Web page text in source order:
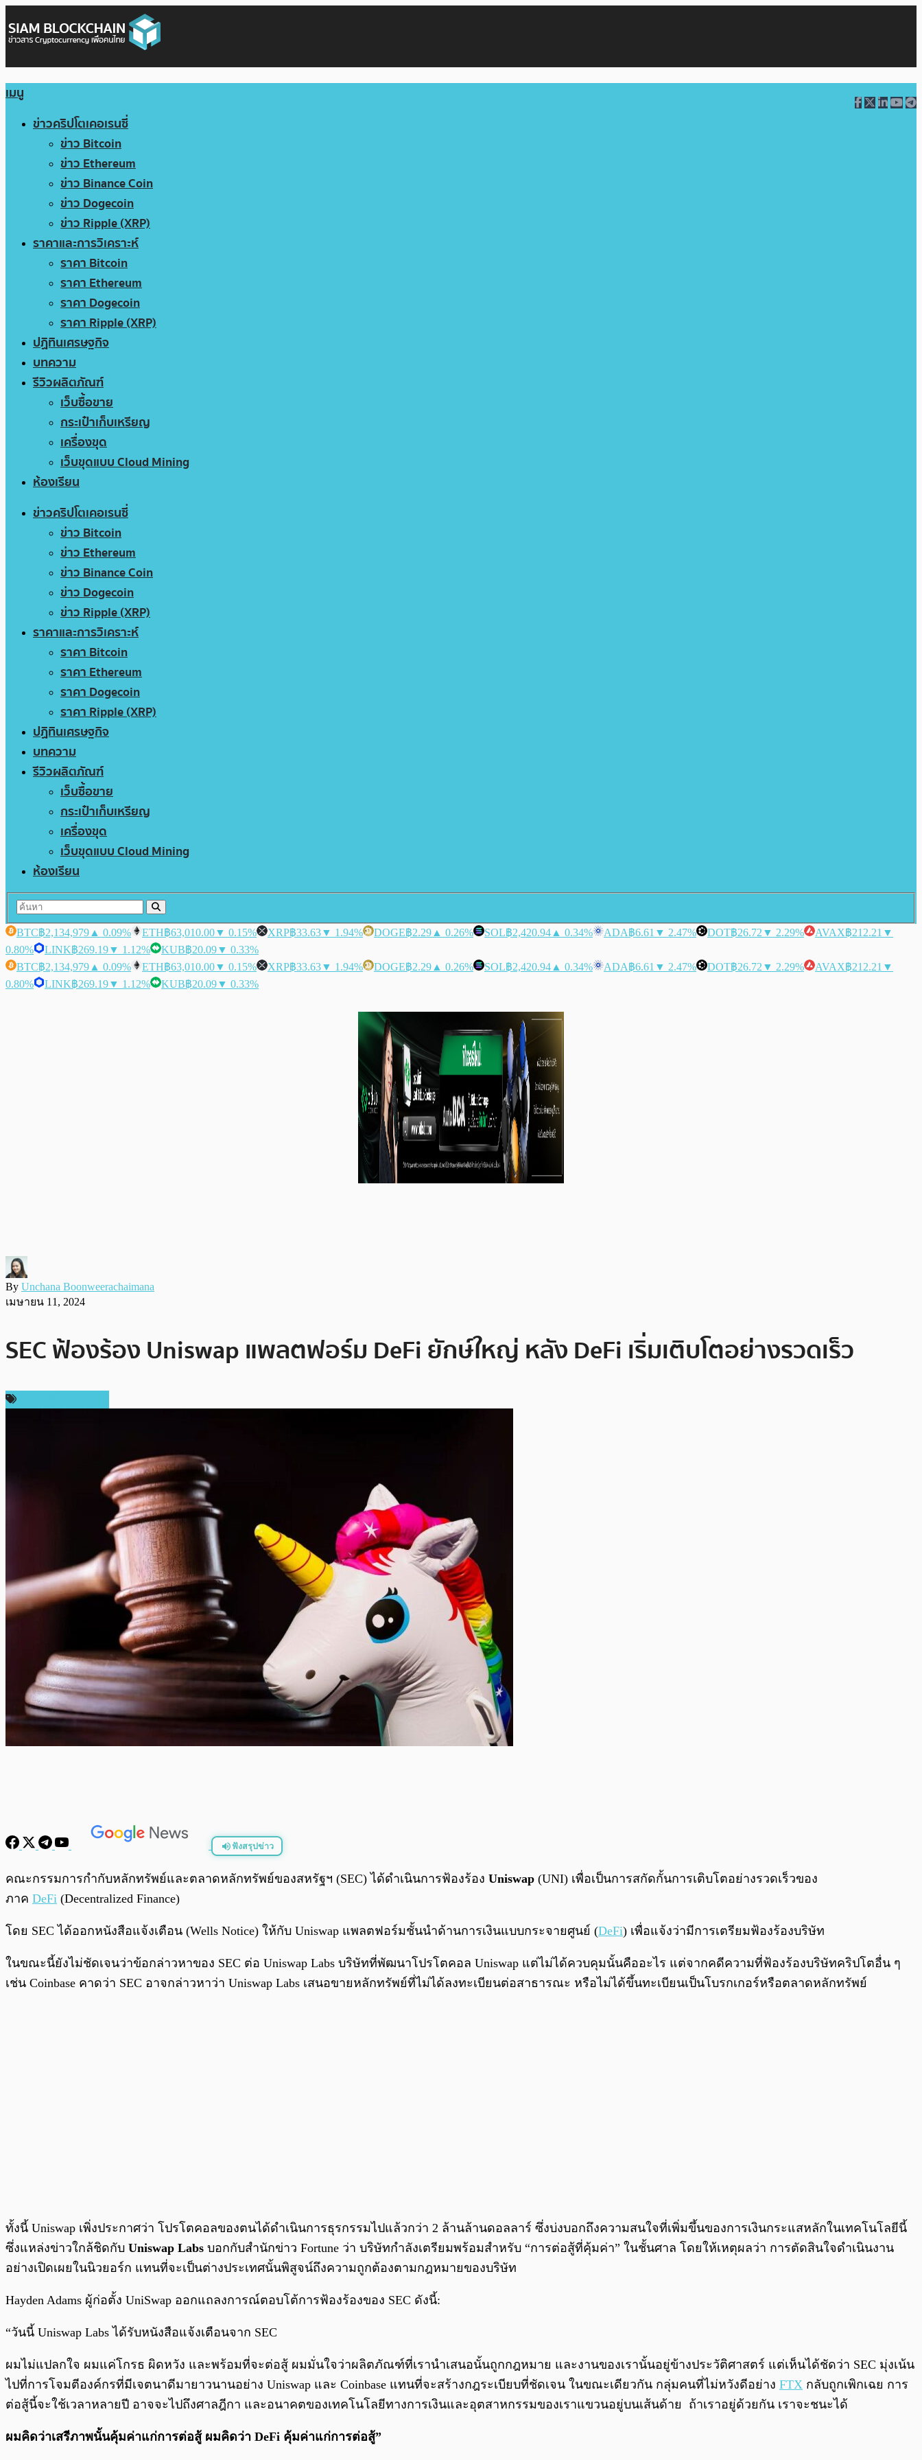
เมนู
ข่าวคริปโตเคอเรนซี่
ข่าว Bitcoin
ข่าว Ethereum
ข่าว Binance Coin
ข่าว Dogecoin
ข่าว Ripple (XRP)
ราคาและการวิเคราะห์
ราคา Bitcoin
ราคา Ethereum
ราคา Dogecoin
ราคา Ripple (XRP)
ปฏิทินเศรษฐกิจ
บทความ
รีวิวผลิตภัณฑ์
เว็บซื้อขาย
กระเป๋าเก็บเหรียญ
เครื่องขุด
เว็บขุดแบบ Cloud Mining
ห้องเรียน
ข่าวคริปโตเคอเรนซี่
ข่าว Bitcoin
ข่าว Ethereum
ข่าว Binance Coin
ข่าว Dogecoin
ข่าว Ripple (XRP)
ราคาและการวิเคราะห์
ราคา Bitcoin
ราคา Ethereum
ราคา Dogecoin
ราคา Ripple (XRP)
ปฏิทินเศรษฐกิจ
บทความ
รีวิวผลิตภัณฑ์
เว็บซื้อขาย
กระเป๋าเก็บเหรียญ
เครื่องขุด
เว็บขุดแบบ Cloud Mining
ห้องเรียน
BTC฿2,134,979 ▲ 0.09% ETH฿63,010.00▼ 0.15% XRP฿33.63▼ 1.94% DOGE฿2.29 ▲ 0.26% SOL฿2,420.94 ▲ 0.34% ADA฿6.61 ▼ 2.47% DOT฿26.72 ▼ 2.29% AVAX฿212.21 ▼
0.80%
LINK฿269.19▼ 1.12% KUB฿20.09▼ 0.33%
BTC฿2,134,979 ▲ 0.09% ETH฿63,010.00▼ 0.15% XRP฿33.63▼ 1.94% DOGE฿2.29 ▲ 0.26% SOL฿2,420.94 ▲ 0.34% ADA฿6.61 ▼ 2.47% DOT฿26.72 ▼ 2.29% AVAX฿212.21 ▼
0.80%
LINK฿269.19▼ 1.12% KUB฿20.09▼ 0.33%
By Unchana Boonweerachaimana
เมษายน 11, 2024
SEC ฟ้องร้อง Uniswap แพลตฟอร์ม DeFi ยักษ์ใหญ่ หลัง DeFi เริ่มเติบโตอย่างรวดเร็ว
ฟังสรุปข่าว
คณะกรรมการกำกับหลักทรัพย์และตลาดหลักทรัพย์ของสหรัฐฯ (SEC) ได้ดำเนินการฟ้องร้อง Uniswap (UNI) เพื่อเป็นการสกัดกั้นการเติบโตอย่างรวดเร็วของ
ภาค DeFi (Decentralized Finance)
โดย SEC ได้ออกหนังสือแจ้งเตือน (Wells Notice) ให้กับ Uniswap แพลตฟอร์มชั้นนำด้านการเงินแบบกระจายศูนย์ (DeFi) เพื่อแจ้งว่ามีการเตรียมฟ้องร้องบริษัท
ในขณะนี้ยังไม่ชัดเจนว่าข้อกล่าวหาของ SEC ต่อ Uniswap Labs บริษัทที่พัฒนาโปรโตคอล Uniswap แต่ไม่ได้ควบคุมนั้นคืออะไร แต่จากคดีความที่ฟ้องร้องบริษัทคริปโตอื่น ๆ
เช่น Coinbase คาดว่า SEC อาจกล่าวหาว่า Uniswap Labs เสนอขายหลักทรัพย์ที่ไม่ได้ลงทะเบียนต่อสาธารณะ หรือไม่ได้ขึ้นทะเบียนเป็นโบรกเกอร์หรือตลาดหลักทรัพย์
ทั้งนี้ Uniswap เพิ่งประกาศว่า โปรโตคอลของตนได้ดำเนินการธุรกรรมไปแล้วกว่า 2 ล้านล้านดอลลาร์ ซึ่งบ่งบอกถึงความสนใจที่เพิ่มขึ้นของการเงินกระแสหลักในเทคโนโลยีนี้
ซึ่งแหล่งข่าวใกล้ชิดกับ Uniswap Labs บอกกับสำนักข่าว Fortune ว่า บริษัทกำลังเตรียมพร้อมสำหรับ “การต่อสู้ที่คุ้มค่า” ในชั้นศาล โดยให้เหตุผลว่า การตัดสินใจดำเนินงาน
อย่างเปิดเผยในนิวยอร์ก แทนที่จะเป็นต่างประเทศนั้นพิสูจน์ถึงความถูกต้องตามกฎหมายของบริษัท
Hayden Adams ผู้ก่อตั้ง UniSwap ออกแถลงการณ์ตอบโต้การฟ้องร้องของ SEC ดังนี้:
“วันนี้ Uniswap Labs ได้รับหนังสือแจ้งเตือนจาก SEC
ผมไม่แปลกใจ ผมแค่โกรธ ผิดหวัง และพร้อมที่จะต่อสู้ ผมมั่นใจว่าผลิตภัณฑ์ที่เรานำเสนอนั้นถูกกฎหมาย และงานของเรานั้นอยู่ข้างประวัติศาสตร์ แต่เห็นได้ชัดว่า SEC มุ่งเน้น
ไปที่การโจมตีองค์กรที่มีเจตนาดีมายาวนานอย่าง Uniswap และ Coinbase แทนที่จะสร้างกฎระเบียบที่ชัดเจน ในขณะเดียวกัน กลุ่มคนที่ไม่หวังดีอย่าง FTX กลับถูกเพิกเฉย การ
ต่อสู้นี้จะใช้เวลาหลายปี อาจจะไปถึงศาลฎีกา และอนาคตของเทคโนโลยีทางการเงินและอุตสาหกรรมของเราแขวนอยู่บนเส้นด้าย ถ้าเราอยู่ด้วยกัน เราจะชนะได้
ผมคิดว่าเสรีภาพนั้นคุ้มค่าแก่การต่อสู้ ผมคิดว่า DeFi คุ้มค่าแก่การต่อสู้”